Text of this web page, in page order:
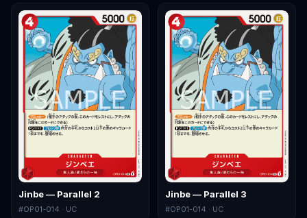
Jinbe — Parallel 2
#OP01-014 · UC
Jinbe — Parallel 3
#OP01-014 · UC